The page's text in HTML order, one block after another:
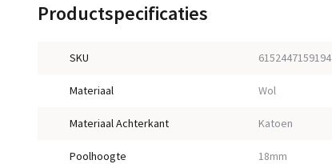
Productspecificaties
SKU 6152447159194
Materiaal Wol
Materiaal Achterkant Katoen
Poolhoogte 18mm